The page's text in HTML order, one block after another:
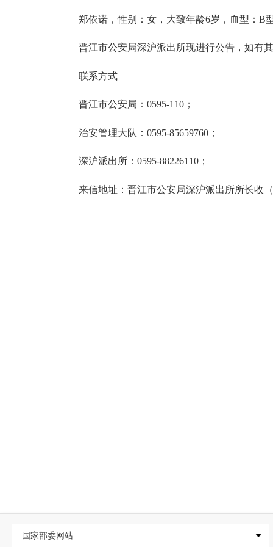
郑依诺，性别：女，大致年龄6岁，血型：B型
晋江市公安局深沪派出所现进行公告，如有其
联系方式
晋江市公安局：0595-110；
治安管理大队：0595-85659760；
深沪派出所：0595-88226110；
来信地址：晋江市公安局深沪派出所所长收（
国家部委网站